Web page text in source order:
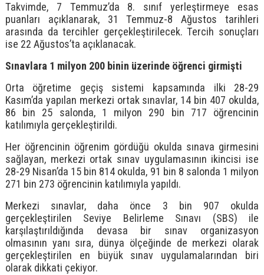
Takvimde, 7 Temmuz’da 8. sınıf yerleştirmeye esas
puanları açıklanarak, 31 Temmuz-8 Ağustos tarihleri
arasında da tercihler gerçekleştirilecek. Tercih sonuçları
ise 22 Ağustos’ta açıklanacak.
Sınavlara 1 milyon 200 binin üzerinde öğrenci girmişti
Orta öğretime geçiş sistemi kapsamında ilki 28-29
Kasım’da yapılan merkezi ortak sınavlar, 14 bin 407 okulda,
86 bin 25 salonda, 1 milyon 290 bin 717 öğrencinin
katılımıyla gerçekleştirildi.
Her öğrencinin öğrenim gördüğü okulda sınava girmesini
sağlayan, merkezi ortak sınav uygulamasının ikincisi ise
28-29 Nisan’da 15 bin 814 okulda, 91 bin 8 salonda 1 milyon
271 bin 273 öğrencinin katılımıyla yapıldı.
Merkezi sınavlar, daha önce 3 bin 907 okulda
gerçekleştirilen Seviye Belirleme Sınavı (SBS) ile
karşılaştırıldığında devasa bir sınav organizasyon
olmasının yanı sıra, dünya ölçeğinde de merkezi olarak
gerçekleştirilen en büyük sınav uygulamalarından biri
olarak dikkati çekiyor.